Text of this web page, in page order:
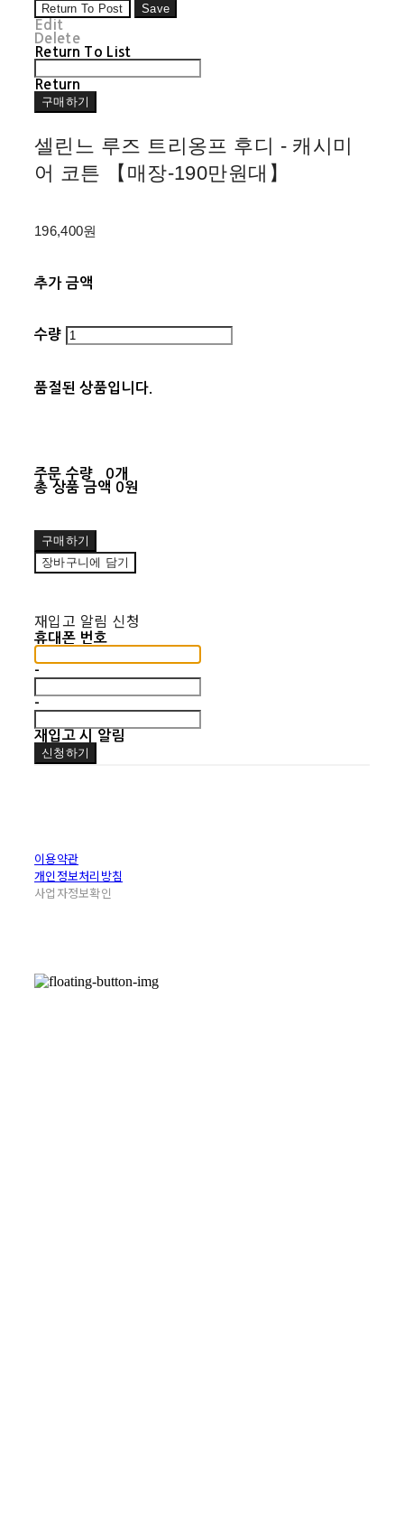
Return To Post
Save
Edit
Delete
Return To List
Return
구매하기
셀린느 루즈 트리옹프 후디 - 캐시미
어 코튼 【매장-190만원대】
196,400원
추가 금액
수량
품절된 상품입니다.
주문 수량
0개
총 상품 금액 0원
구매하기
장바구니에 담기
재입고 알림 신청
휴대폰 번호
-
-
재입고 시 알림
신청하기
이용약관
개인정보처리방침
사업자정보확인